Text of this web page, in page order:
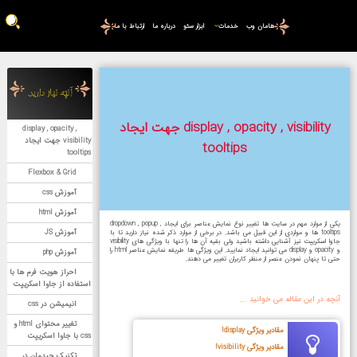
هامان وب خدمات ابزار سئو درباره ما ارتباط با ما
display , opacity , visibility جهت ایجاد
tooltips
یکی از موارد مهم در سایت ها تغییر نوع نمایش عناصر برای ایجاد dropdown , popup ,
tooltips ها و مواردی از این قبیل می باشد. در برخی از موارد ذکر شده نیاز دارید تا با
جاوا اسکریپت نیز آشنایی داشته باشید ولی بقیه آن ها را تنها با ویژگی های visibility
و opacity و display می توانید ایجاد نمایید. این ویژگی ها طریقه نمایش عناصر html را
حتی تا پنهان نمودن عنصر از منظر کاربران تغییر می دهند.
آنچه در این مقاله می خوانید ...
مقادیر ویژگی display!
مقادیر ویژگی visibility!
آنچه نیاز دارید.
display , opacity ,
visibility جهت ایجاد
tooltips
Flexbox & Grid
آموزش css
آموزش html
آموزش JS
آموزش php
احراز هویت فرم ها با
استفاده از جاوا اسکریپت
انیمیشن در css
تغییر محتوای html و
css با جاوا اسکریپت